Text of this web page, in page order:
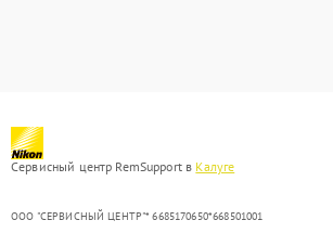
Сервисный центр RemSupport в Калуге
ООО "СЕРВИСНЫЙ ЦЕНТР"* 6685170650*668501001